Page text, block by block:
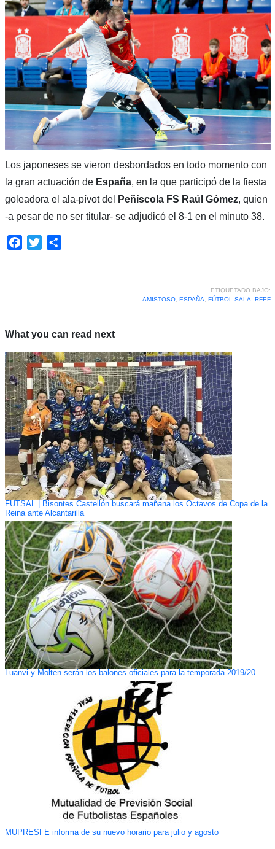
Los japoneses se vieron desbordados en todo momento con
la gran actuación de España, en la que participó de la fiesta
goleadora el ala-pívot del
Peñíscola FS Raúl Gómez, quien
-a pesar de no ser titular- se adjudicó el 8-1 en el minuto 38.
Facebook
Twitter
ETIQUETADO BAJO:
AMISTOSO, ESPAÑA, FÚTBOL SALA, RFEF
What you can read next
FUTSAL | Bisontes Castellón buscará mañana los Octavos de Copa de la
Reina ante Alcantarilla
Luanvi y Molten serán los balones oficiales para la temporada 2019/20
MUPRESFE informa de su nuevo horario para julio y agosto